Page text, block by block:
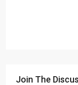
Join The